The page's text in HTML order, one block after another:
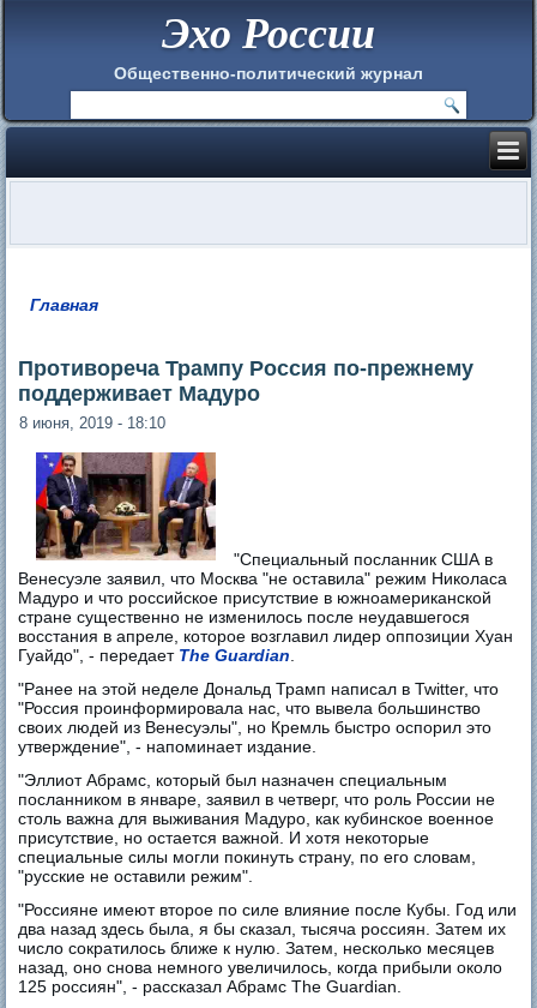
Эхо России
Общественно-политический журнал
Главная
Противореча Трампу Россия по-прежнему
поддерживает Мадуро
8 июня, 2019 - 18:10
"Специальный посланник США в
Венесуэле заявил, что Москва "не оставила" режим Николаса
Мадуро и что российское присутствие в южноамериканской
стране существенно не изменилось после неудавшегося
восстания в апреле, которое возглавил лидер оппозиции Хуан
Гуайдо", - передает The Guardian
"Ранее на этой неделе Дональд Трамп написал в Twitter, что
"Россия проинформировала нас, что вывела большинство
своих людей из Венесуэлы", но Кремль быстро оспорил это
утверждение", - напоминает издание.
"Эллиот Абрамс, который был назначен специальным
посланником в январе, заявил в четверг, что роль России не
столь важна для выживания Мадуро, как кубинское военное
присутствие, но остается важной. И хотя некоторые
специальные силы могли покинуть страну, по его словам,
"русские не оставили режим".
"Россияне имеют второе по силе влияние после Кубы. Год или
два назад здесь была, я бы сказал, тысяча россиян. Затем их
число сократилось ближе к нулю. Затем, несколько месяцев
назад, оно снова немного увеличилось, когда прибыли около
125 россиян", - рассказал Абрамс The Guardian.